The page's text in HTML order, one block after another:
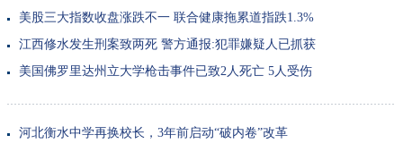
美股三大指数收盘涨跌不一 联合健康拖累道指跌1.3%
江西修水发生刑案致两死 警方通报:犯罪嫌疑人已抓获
美国佛罗里达州立大学枪击事件已致2人死亡 5人受伤
河北衡水中学再换校长，3年前启动“破内卷”改革